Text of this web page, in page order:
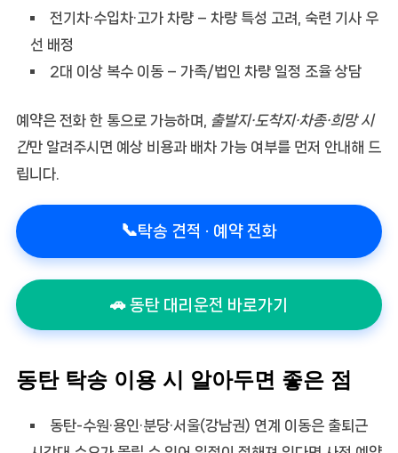
전기차·수입차·고가 차량– 차량 특성 고려, 숙련 기사 우
선 배정
2대 이상 복수 이동– 가족/법인 차량 일정 조율 상담
예약은 전화 한 통으로 가능하며,
출발지·도착지·차종·희망 시
간만 알려주시면 예상 비용과 배차 가능 여부를 먼저 안내해 드
립니다.
📞탁송 견적 · 예약 전화
🚗 동탄 대리운전 바로가기
동탄 탁송 이용 시 알아두면 좋은 점
동탄-수원·용인·분당·서울(강남권) 연계 이동은 출퇴근